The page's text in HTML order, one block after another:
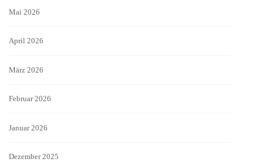
Mai 2026
April 2026
März 2026
Februar 2026
Januar 2026
Dezember 2025